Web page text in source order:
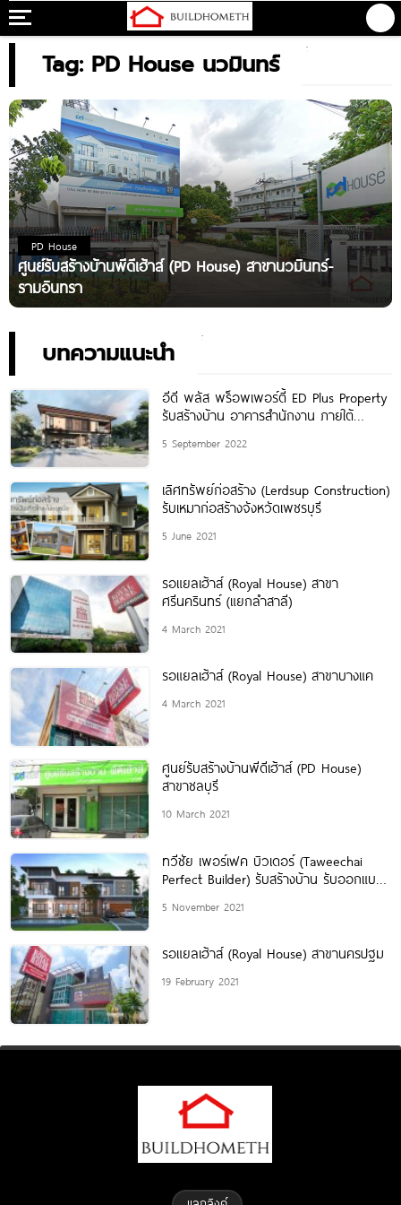
Tag: PD House นวมินทร์
PD House
ศูนย์รับสร้างบ้านพีดีเฮ้าส์ (PD House) สาขานวมินทร์-
รามอินทรา
บทความแนะนำ
อีดี พลัส พร็อพเพอร์ตี้ ED Plus Property
รับสร้างบ้าน อาคารสำนักงาน ภายใต้
5 September 2022
เลิศทรัพย์ก่อสร้าง (Lerdsup Construction)
รับเหมาก่อสร้างจังหวัดเพชรบุรี
5 June 2021
รอแยลเฮ้าส์ (Royal House) สาขา
ศรีนครินทร์ (แยกลำสาลี)
4 March 2021
รอแยลเฮ้าส์ (Royal House) สาขาบางแค
4 March 2021
ศูนย์รับสร้างบ้านพีดีเฮ้าส์ (PD House)
สาขาชลบุรี
10 March 2021
ทวีชัย เพอร์เฟค บิวเดอร์ (Taweechai
Perfect Builder) รับสร้างบ้าน รับออกแบบ
5 November 2021
รอแยลเฮ้าส์ (Royal House) สาขานครปฐม
19 February 2021